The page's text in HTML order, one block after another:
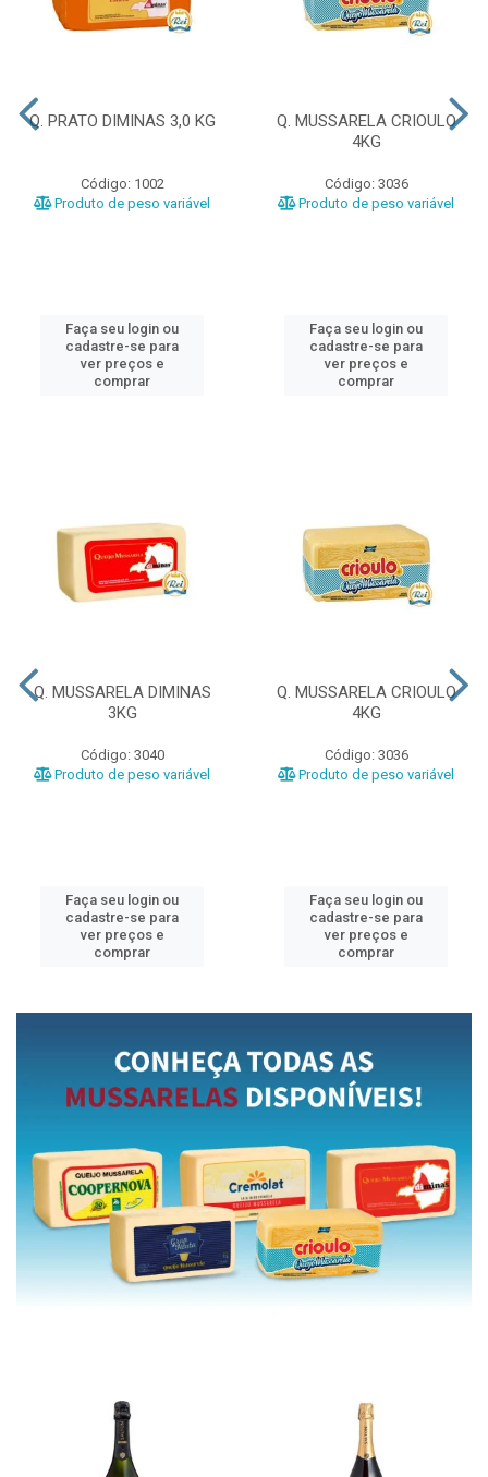
Q. PRATO DIMINAS 3,0 KG
Código: 1002
Produto de peso variável
Faça seu login ou
cadastre-se para
ver preços e
comprar
Q. MUSSARELA CRIOULO
4KG
Código: 3036
Produto de peso variável
Faça seu login ou
cadastre-se para
ver preços e
comprar
Q. MUSSARELA DIMINAS
3KG
Código: 3040
Produto de peso variável
Faça seu login ou
cadastre-se para
ver preços e
comprar
Q. MUSSARELA CRIOULO
4KG
Código: 3036
Produto de peso variável
Faça seu login ou
cadastre-se para
ver preços e
comprar